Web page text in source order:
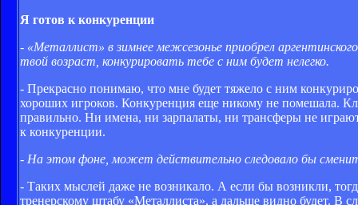
Я готов к конкуренции
- «Металлист» в зимнее межсезонье приобрел
твой возраст, конкурировать тебе с ним будет нелегко.
- Прекрасно понимаю, что мне будет тяжело с ним
хороших игроков. Конкуренция еще никому не помешала.
правильно. Ни имена, ни зарпалаты, ни трансферы не
к конкуренции.
- На этом фоне, может действительно следовало бы
- Таких мыслей даже не возникало. А если бы возникли,
тренерскому штабу «Металлиста», а дальше видно будет. В